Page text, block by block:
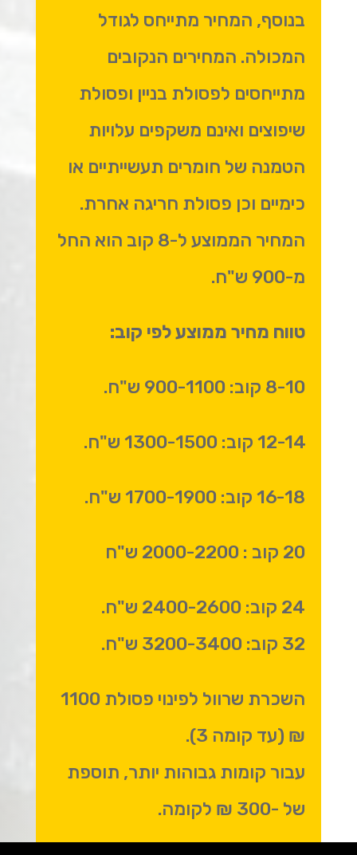
בנוסף, המחיר מתייחס לגודל
המכולה. המחירים הנקובים
מתייחסים לפסולת בניין ופסולת
שיפוצים ואינם משקפים עלויות
הטמנה של חומרים תעשייתיים או
כימיים וכן פסולת חריגה אחרת.
המחיר הממוצע ל-8 קוב הוא החל
מ-900 ש"ח.
טווח מחיר ממוצע לפי קוב:
8-10 קוב: 900-1100 ש"ח.
12-14 קוב: 1300-1500 ש"ח.
16-18 קוב: 1700-1900 ש"ח.
20 קוב : 2000-2200 ש"ח
24 קוב: 2400-2600 ש"ח.
32 קוב: 3200-3400 ש"ח.
השכרת שרוול לפינוי פסולת 1100
₪ (עד קומה 3).
עבור קומות גבוהות יותר, תוספת
של -300 ₪ לקומה.